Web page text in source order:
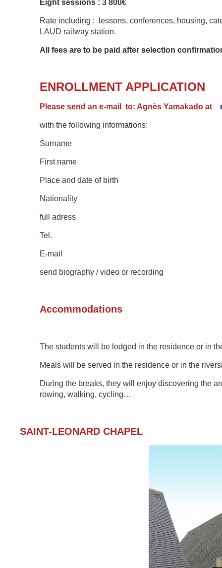
Eight sessions : 3 800€
Rate including : lessons, conferences, housing,
LAUD railway station.
All fees are to be paid after selection
ENROLLMENT APPLICATION
Please send an e-mail to: Agnès Yamakado at
with the following informations:
Surname
First name
Place and date of birth
Nationality
full adress
Tel.
E-mail
send biography / video or recording
Accommodations
The students will be lodged in the residence or in
Meals will be served in the residence or in the
During the breaks, they will enjoy discovering the
rowing, walking, cycling…
SAINT-LEONARD CHAPEL